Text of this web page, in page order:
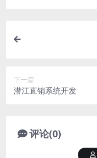
下一篇
潜江直销系统开发
评论(0)